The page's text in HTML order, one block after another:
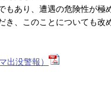
もあり、遭遇の危険性が
き、このことについても
出没警報）